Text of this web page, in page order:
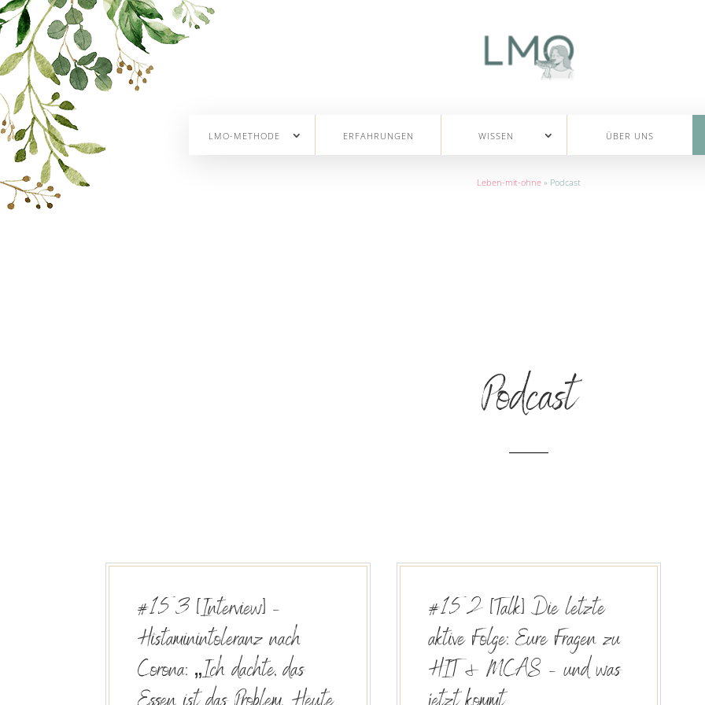
LMO-METHODE ERFAHRUNGEN WISSEN ÜBER UNS
Leben-mit-ohne » Podcast
Podcast
#153 [Interview] –
Histaminintoleranz nach
Corona: „Ich dachte, das
#152 [Talk] Die letzte
aktive Folge: Eure Fragen zu
HIT & MCAS – und was